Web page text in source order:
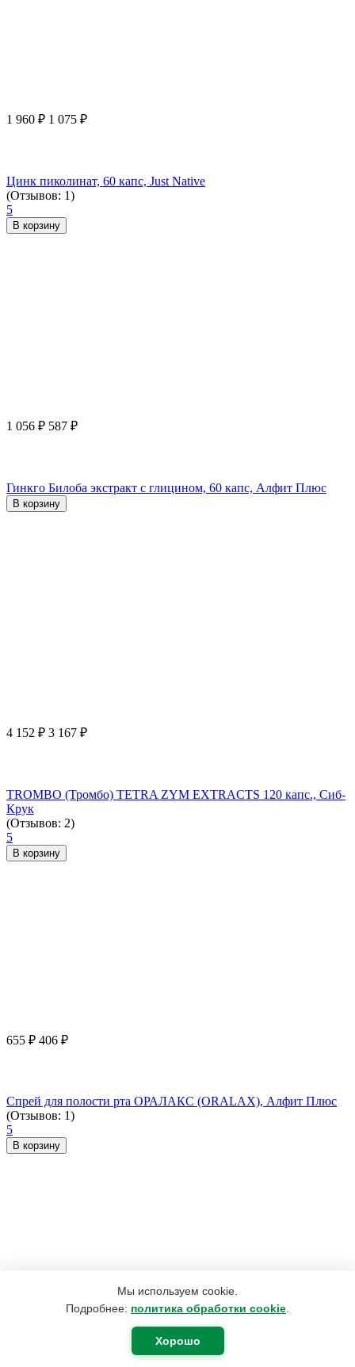
Мы используем cookie.
Подробнее: политика обработки cookie
Хорошо
1 960 ₽ 1 075 ₽
Цинк пиколинат, 60 капс, Just Native
(Отзывов: 1)
5
В корзину
1 056 ₽ 587 ₽
Гинкго Билоба экстракт с глицином, 60 капс, Алфит Плюс
В корзину
4 152 ₽ 3 167 ₽
TROMBO (Тромбо) TETRA ZYM EXTRACTS 120 капс., Сиб-
Крук
(Отзывов: 2)
5
В корзину
655 ₽ 406 ₽
Спрей для полости рта ОРАЛАКС (ORALAX), Алфит Плюс
(Отзывов: 1)
5
В корзину